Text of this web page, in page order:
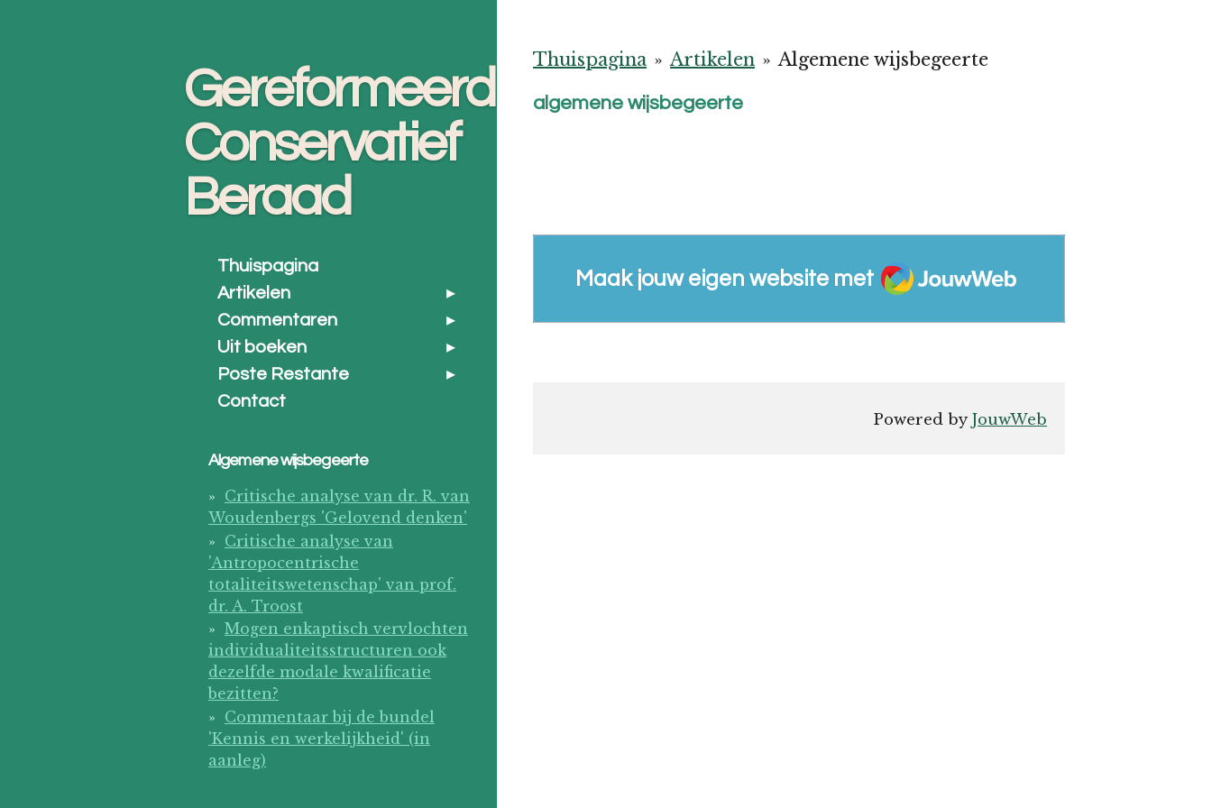
Thuispagina » Artikelen » Algemene wijsbegeerte
algemene wijsbegeerte
Maak jouw eigen website met
JouwWeb
Powered byJouwWeb
Gereformeerd
Conservatief
Beraad
Thuispagina
Artikelen
Commentaren
Uit boeken
Poste Restante
Contact
Algemene wijsbegeerte
Critische analyse van dr. R. van
Woudenbergs 'Gelovend denken'
Critische analyse van
'Antropocentrische
totaliteitswetenschap' van prof.
dr. A. Troost
Mogen enkaptisch vervlochten
individualiteitsstructuren ook
dezelfde modale kwalificatie
bezitten?
Commentaar bij de bundel
'Kennis en werkelijkheid' (in
aanleg)